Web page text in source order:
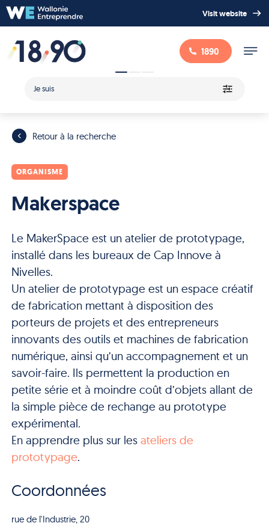
Visit website
1890
Je suis
Retour à la recherche
ORGANISME
Makerspace
Le MakerSpace est un atelier de prototypage,
installé dans les bureaux de Cap Innove à
Nivelles.
Un atelier de prototypage est un espace créatif
de fabrication mettant à disposition des
porteurs de projets et des entrepreneurs
innovants des outils et machines de fabrication
numérique, ainsi qu’un accompagnement et un
savoir-faire. Ils permettent la production en
petite série et à moindre coût d’objets allant de
la simple pièce de rechange au prototype
expérimental.
En apprendre plus sur les ateliers de
prototypage.
Coordonnées
rue de l'Industrie, 20